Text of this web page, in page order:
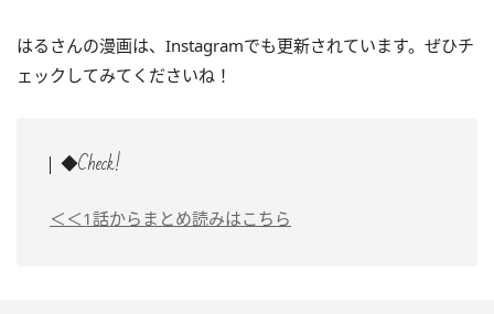
はるさんの漫画は、Instagramでも更新されています。ぜひチ
ェックしてみてくださいね！
◆Check!
＜＜1話からまとめ読みはこちら